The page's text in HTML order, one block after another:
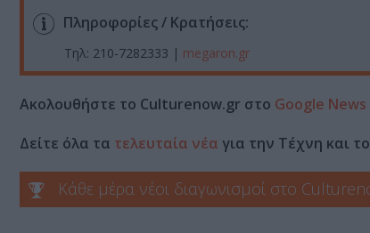
Πληροφορίες / Κρατήσεις:
Τηλ: 210-7282333 | megaron.gr
Ακολουθήστε το Culturenow.gr στο Google News
Δείτε όλα τα τελευταία νέα για την Τέχνη και
Κάθε μέρα νέοι διαγωνισμοί στο